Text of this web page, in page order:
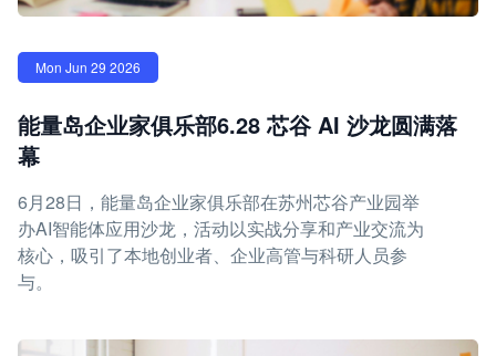
Mon Jun 29 2026
能量岛企业家俱乐部6.28 芯谷 AI 沙龙圆满落
幕
6月28日，能量岛企业家俱乐部在苏州芯谷产业园举
办AI智能体应用沙龙，活动以实战分享和产业交流为
核心，吸引了本地创业者、企业高管与科研人员参
与。